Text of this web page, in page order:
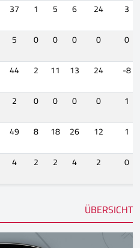
37 1 5 6 24
3
5 0 0 0 0
0
44 2 11 13 24
-8
2 0 0 0 0
1
49 8 18 26 12
1
4 2 2 4 2 0
ÜBERSICHT